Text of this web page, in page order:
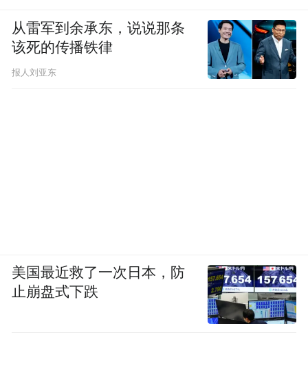
从雷军到余承东，说说那条
该死的传播铁律
报人刘亚东
美国最近救了一次日本，防
止崩盘式下跌